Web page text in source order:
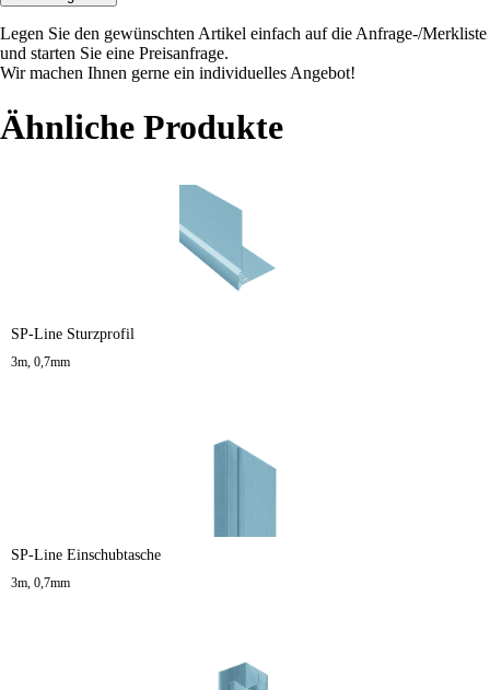
Legen Sie den gewünschten Artikel einfach auf die Anfrage-/Merkliste
und starten Sie eine Preisanfrage.
Wir machen Ihnen gerne ein individuelles Angebot!
Ähnliche Produkte
SP-Line Sturzprofil
3m, 0,7mm
SP-Line Einschubtasche
3m, 0,7mm